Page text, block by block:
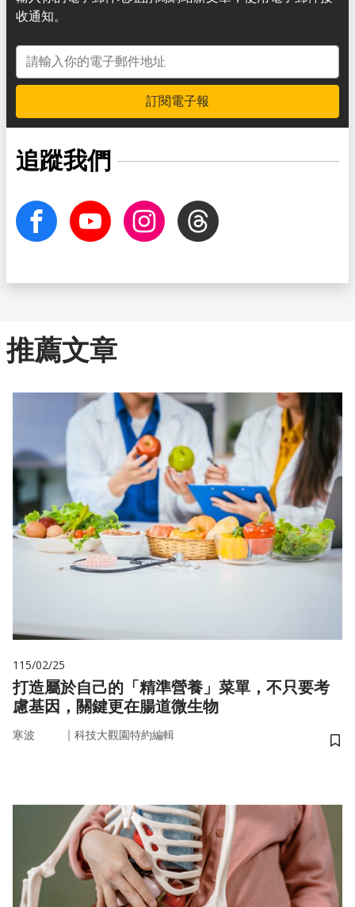
收通知。
電子郵件地址
訂閱電子報
追蹤我們
facebook Youtube InstagramThreads
推薦文章
115/02/25
打造屬於自己的「精準營養」菜單，不只要考
慮基因，關鍵更在腸道微生物
寒波 ｜ 科技大觀園特約編輯
儲